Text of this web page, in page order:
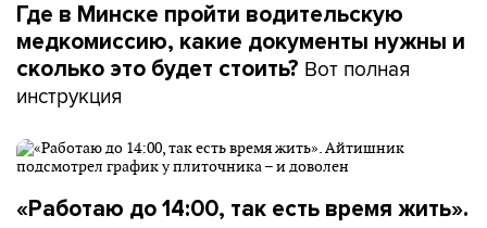
Где в Минске пройти водительскую
медкомиссию, какие документы нужны и
сколько это будет стоить? Вот полная
инструкция
«Работаю до 14:00, так есть время жить».